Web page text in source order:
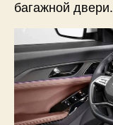
багажной двери.